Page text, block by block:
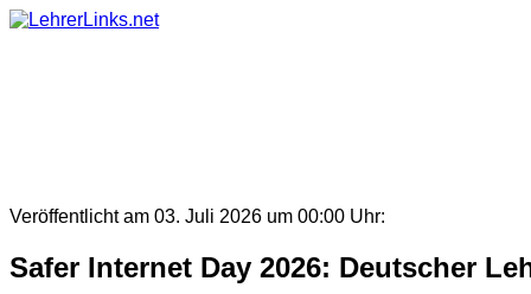
Skip
Veröffentlicht am 03. Juli 2026 um 00:00 Uhr:
Safer Internet Day 2026: Deutscher